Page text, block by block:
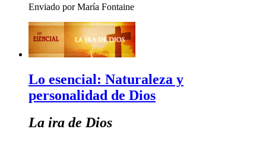
Enviado por María Fontaine
Lo esencial: Naturaleza y
personalidad de Dios
La ira de Dios